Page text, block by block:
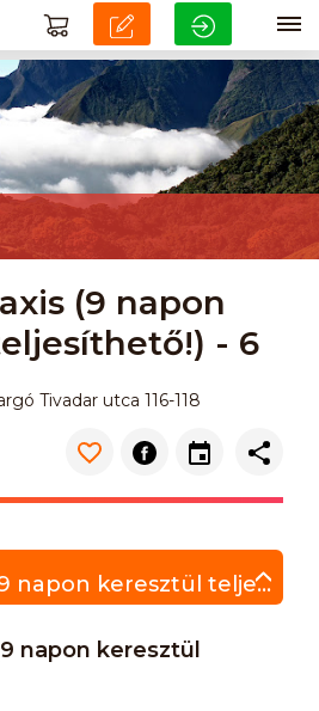
(9 napon
- 6
Tivadar utca 116-118
Irány a Galaxis (9 napon keresztül teljesíthető!) 6
napon keresztül